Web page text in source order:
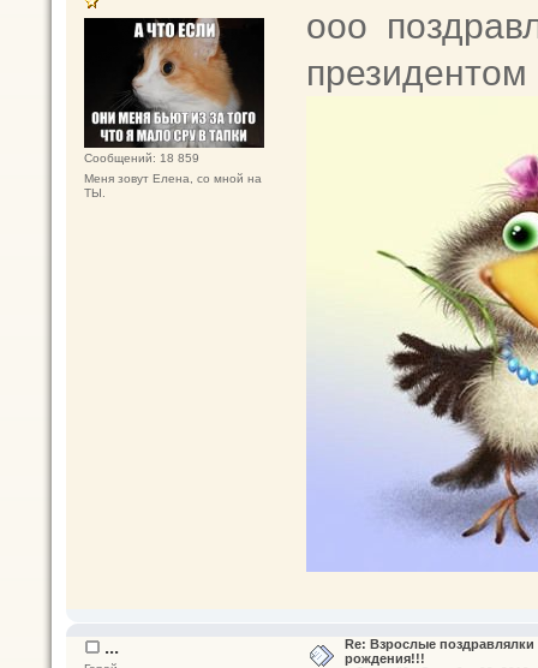
Сообщений: 18 859
Меня зовут Елена, со мной на
ТЫ.
ооо
президентом
...
Re: Взрослые
рождения!!!